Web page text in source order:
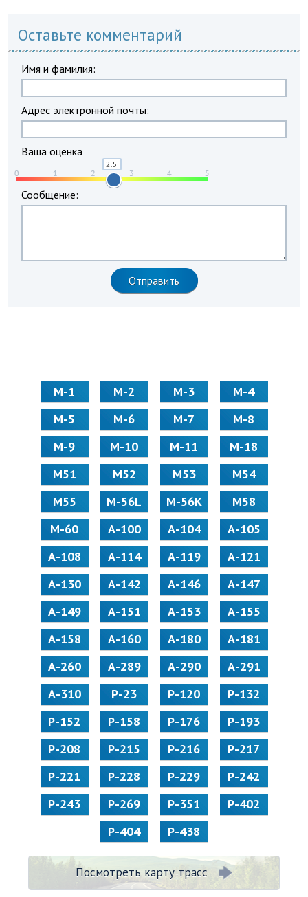
Оставьте комментарий
Имя и фамилия:
Адрес электронной почты:
Ваша оценка
Сообщение:
М-1 М-2 М-3
М-4
М-5
М-6 М-7
М-8
М-9
М-10 М-11
М-18
М51
М52 М53
М54
М55
M-56L M-56K
М58
M-60
А-100 А-104
А-105
А-108
А-114 А-119
А-121
А-130
А-142 А-146
А-147
А-149
А-151 А-153
А-155
А-158
А-160 А-180
А-181
А-260
А-289 А-290
А-291
А-310
Р-23 Р-120
Р-132
Р-152
Р-158 Р-176
Р-193
Р-208
Р-215 Р-216
Р-217
Р-221
Р-228 Р-229
Р-242
Р-243
Р-269 Р-351
Р-402
Р-404
Р-438
Посмотреть карту трасс